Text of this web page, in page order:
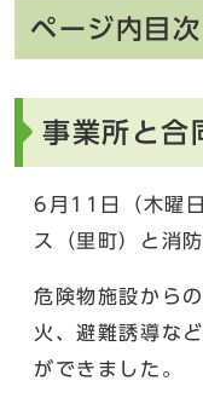
ページ内目次
事業所と合
6月11日（木曜
ス（里町）と消
危険物施設から
火、避難誘導な
ができました。